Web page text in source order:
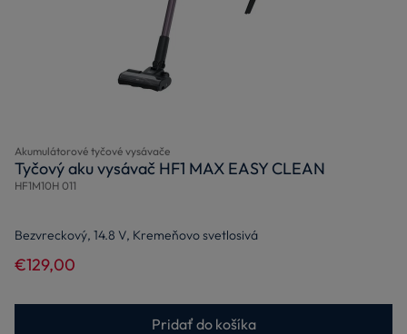
Akumulátorové tyčové vysávače
Tyčový aku vysávač HF1 MAX EASY CLEAN
HF1M10H 011
Bezvreckový, 14.8 V, Kremeňovo svetlosivá
€129,00
Pridať do košíka